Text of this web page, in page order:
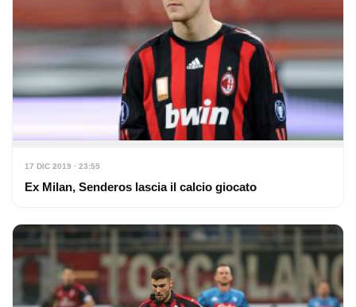
17 DIC 2019 · 23:55
Ex Milan, Senderos lascia il calcio giocato